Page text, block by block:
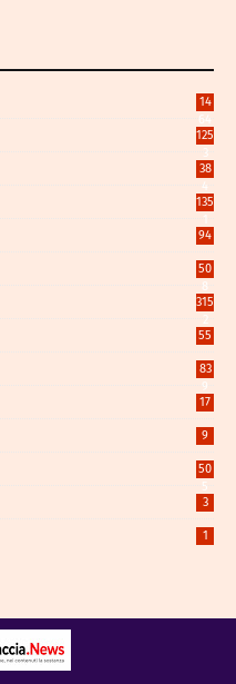
14
64
125
3
38
4
135
1
94
50
8
315
2
55
83
9
17
9
50
5
3
1